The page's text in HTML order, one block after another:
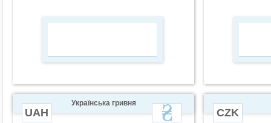
Українська гривня
UAH CZK